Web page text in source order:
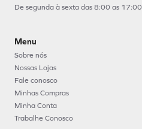
De segunda à sexta das 8:00 as 17:00
Menu
Sobre nós
Nossas Lojas
Fale conosco
Minhas Compras
Minha Conta
Trabalhe Conosco